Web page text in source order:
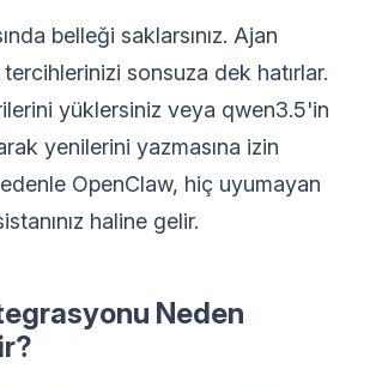
belleği saklarsınız. Ajan
sonsuza dek hatırlar.
yüklersiniz veya qwen3.5'in
yenilerini yazmasına izin
OpenClaw, hiç uyumayan
haline gelir.
Neden